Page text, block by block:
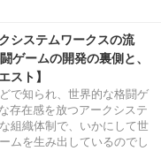
システムワークスの流
ゲームの開発の裏側と、
スト】
で知られ、世界的な格闘ゲ
存在感を放つアークシステ
組織体制で、いかにして世
ムを生み出しているのでし